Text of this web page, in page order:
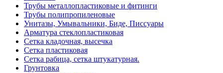
Трубы металлопластиковые и фитинги
Трубы полипропиленовые
Унитазы, Умывальники, Биде, Писсуары
Арматура стеклопластиковая
Сетка кладочная, высечка
Сетка пластиковая
Сетка рабица, сетка штукатурная.
Грунтовка